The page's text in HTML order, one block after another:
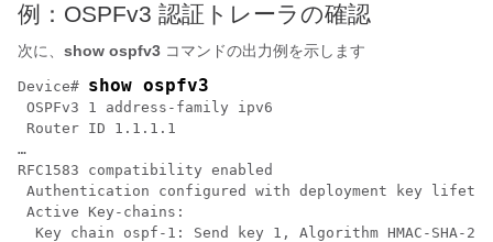
例：OSPFv3 認証トレーラの確認
次に、 show ospfv3 コマンドの出力例を示します
Device# show ospfv3
OSPFv3 1 address-family ipv6
Router ID 1.1.1.1
…
RFC1583 compatibility enabled
Authentication configured with deployment key
Active Key-chains:
Key chain ospf-1: Send key 1, Algorithm HMAC-SHA-